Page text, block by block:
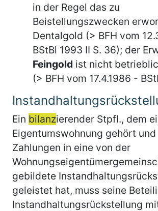
in der Regel das zu
Beistellungszwecken
Dentalgold (> BFH vom
BStBl 1993 II S. 36); der
Feingold ist nicht
(> BFH vom 17.4.1986 -
Ein bilanzierender Stpfl., dem
Eigentumswohnung gehört
Zahlungen in eine von der
gebildete
geleistet hat, muss seine
Instandhaltungsrückstellung